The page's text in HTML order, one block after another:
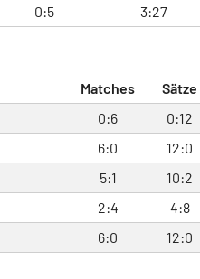
0:5 3:27
Matches Sätze
0:6 0:12
6:0 12:0
5:1 10:2
2:4 4:8
6:0 12:0